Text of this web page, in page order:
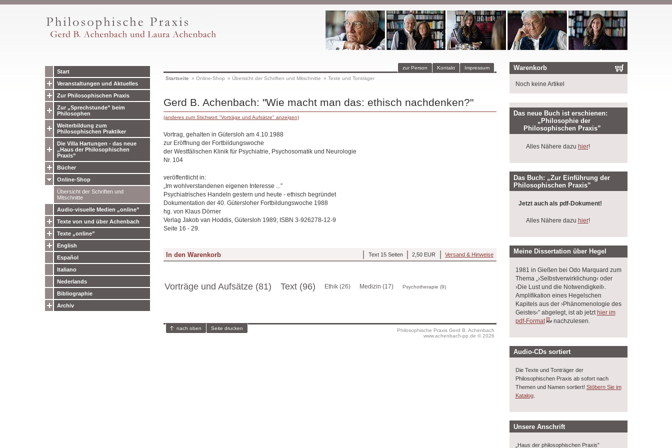
Start
Veranstaltungen und Aktuelles
Zur Philosophischen Praxis
Zur „Sprechstunde” beim
Philosophen
Weiterbildung zum
Philosophischen Praktiker
Die Villa Hartungen - das neue
„Haus der Philosophischen
Praxis”
Bücher
Online-Shop
Übersicht der Schriften und
Mitschnitte
Audio-visuelle Medien „online”
Texte von und über Achenbach
Texte „online”
English
Español
Italiano
Nederlands
Bibliographie
Archiv
Impressum
Kontakt
zur Person
Startseite » Online-Shop » Übersicht der Schriften und Mitschnitte » Texte und Tonträger
Gerd B. Achenbach: "Wie macht man das: ethisch nachdenken?"
(anderes zum Stichwort "Vorträge und Aufsätze" anzeigen)
Vortrag, gehalten in Gütersloh am 4.10.1988
zur Eröffnung der Fortbildungswoche
der Westfälischen Klinik für Psychiatrie, Psychosomatik und Neurologie
Nr. 104
veröffentlicht in:
„Im wohlverstandenen eigenen Interesse ...”
Psychiatrisches Handeln gestern und heute - ethisch begründet
Dokumentation der 40. Gütersloher Fortbildungswoche 1988
hg. von Klaus Dörner
Verlag Jakob van Hoddis, Gütersloh 1989; ISBN 3-926278-12-9
Seite 16 - 29.
Versand & Hinweise
2,50 EUR
Text 15 Seiten
Vorträge und Aufsätze (81) Text (96) Ethik (26) Medizin (17) Psychotherapie (9)
Philosophische Praxis Gerd B. Achenbach
www.achenbach-pp.de © 2026
nach oben Seite drucken
Warenkorb
Noch keine Artikel
Das neue Buch ist erschienen:
„Philosophie der
Philosophischen Praxis”
Alles Nähere dazu hier!
Das Buch: „Zur Einführung der
Philosophischen Praxis”
Jetzt auch als pdf-Dokument!
Alles Nähere dazu hier!
Meine Dissertation über Hegel
1981 in Gießen bei Odo Marquard zum
Thema „›Selbstverwirklichung‹ oder
›Die Lust und die Notwendigkeit‹.
Amplifikation eines Hegelschen
Kapitels aus der ›Phänomenologie des
Geistes‹” abgelegt, ist ab jetzt hier im
pdf-Format
nachzulesen.
Audio-CDs sortiert
Die Texte und Tonträger der
Philosophischen Praxis ab sofort nach
Themen und Namen sortiert! Stöbern Sie im
Katalog.
Unsere Anschrift
„Haus der philosophischen Praxis”